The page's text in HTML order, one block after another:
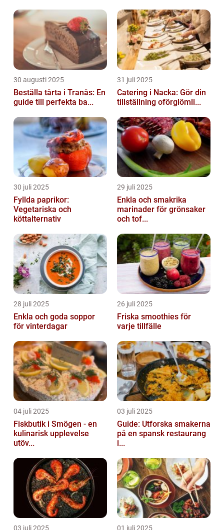
30 augusti 2025
Beställa tårta i Tranås: En
guide till perfekta ba...
31 juli 2025
Catering i Nacka: Gör din
tillställning oförglömli...
30 juli 2025
Fyllda paprikor:
Vegetariska och
köttalternativ
29 juli 2025
Enkla och smakrika
marinader för grönsaker
och tof...
28 juli 2025
Enkla och goda soppor
för vinterdagar
26 juli 2025
Friska smoothies för
varje tillfälle
04 juli 2025
Fiskbutik i Smögen - en
kulinarisk upplevelse
utöv...
03 juli 2025
Guide: Utforska smakerna
på en spansk restaurang
i...
03 juli 2025 01 juli 2025